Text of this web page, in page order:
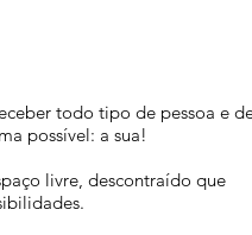
todo tipo de pessoa e
possível: a sua!
livre, descontraído que